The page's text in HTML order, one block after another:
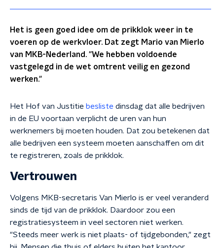
Het is geen goed idee om de prikklok weer in te
voeren op de werkvloer. Dat zegt Mario van Mierlo
van MKB-Nederland. "We hebben voldoende
vastgelegd in de wet omtrent veilig en gezond
werken."
Het Hof van Justitie besliste dinsdag dat alle bedrijven
in de EU voortaan verplicht de uren van hun
werknemers bij moeten houden. Dat zou betekenen dat
alle bedrijven een systeem moeten aanschaffen om dit
te registreren, zoals de prikklok.
Vertrouwen
Volgens MKB-secretaris Van Mierlo is er veel veranderd
sinds de tijd van de prikklok. Daardoor zou een
registratiesysteem in veel sectoren niet werken.
"Steeds meer werk is niet plaats- of tijdgebonden," zegt